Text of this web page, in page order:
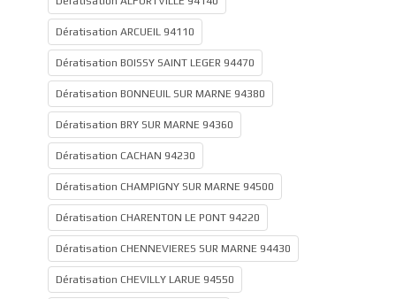
Dératisation ARCUEIL 94110
Dératisation BOISSY SAINT LEGER 94470
Dératisation BONNEUIL SUR MARNE 94380
Dératisation BRY SUR MARNE 94360
Dératisation CACHAN 94230
Dératisation CHAMPIGNY SUR MARNE 94500
Dératisation CHARENTON LE PONT 94220
Dératisation CHENNEVIERES SUR MARNE 94430
Dératisation CHEVILLY LARUE 94550